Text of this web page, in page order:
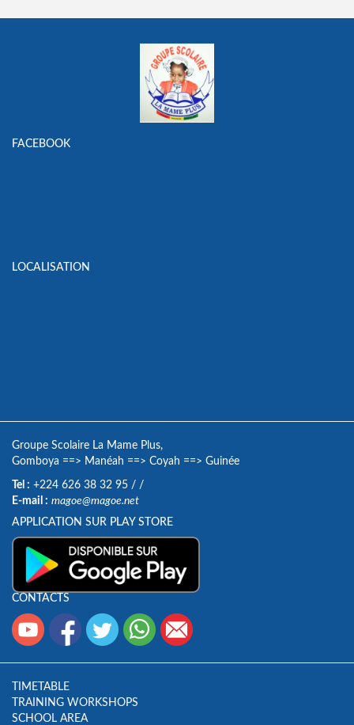
FACEBOOK
LOCALISATION
Groupe Scolaire La Mame Plus,
Gomboya ==> Manéah ==> Coyah ==> Guinée
Tel : +224 626 38 32 95 / /
E-mail : magoe@magoe.net
APPLICATION SUR PLAY STORE
CONTACTS
TIMETABLE
TRAINING WORKSHOPS
SCHOOL AREA